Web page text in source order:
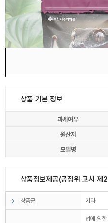
상품 기본 정보
과세여부
원산지
모델명
상품정보제공(공정위 고시
상품군 기타
법에 의